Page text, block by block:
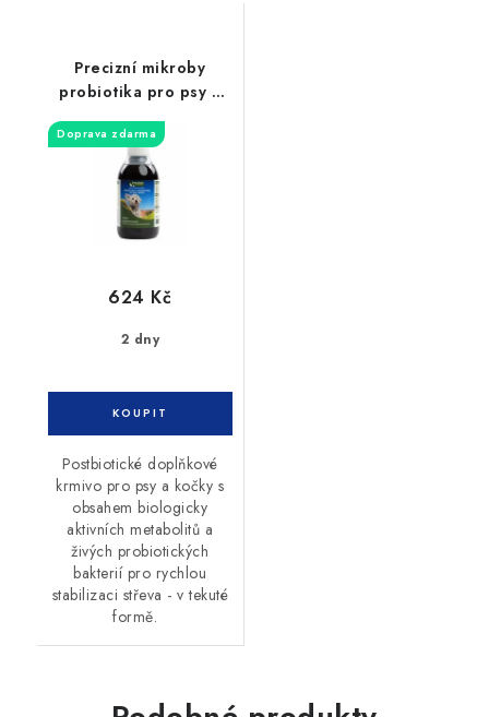
Precizní mikroby
probiotika pro psy a
kočky 300ml
Doprava zdarma
2 dny
624 Kč
Postbiotické doplňkové
krmivo pro psy a kočky s
obsahem biologicky
aktivních metabolitů a
živých probiotických
bakterií pro rychlou
stabilizaci střeva - v tekuté
formě.